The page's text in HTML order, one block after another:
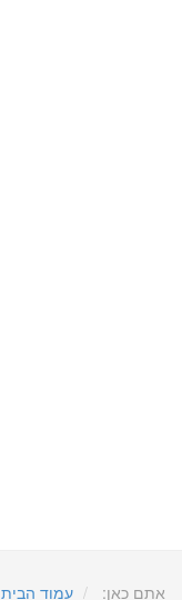
אתם כאן: עמוד הבית